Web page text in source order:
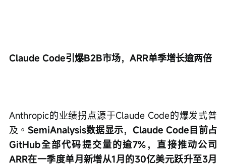
Claude Code引爆B2B市场，ARR单季增长逾两倍
Anthropic的业绩拐点源于Claude Code的爆发式普
及。 SemiAnalysis数据显示，Claude Code目前占
GitHub全部代码提交量的逾7%，直接推动公司
ARR在一季度单月新增从1月的30亿美元跃升至3月